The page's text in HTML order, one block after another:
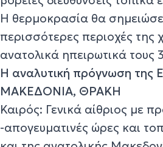
Η θερμοκρασία θα
περισσότερες περιοχές
ανατολικά ηπειρωτικά τους
Η αναλυτική πρόγνωση της
ΜΑΚΕΔΟΝΙΑ, ΘΡΑΚΗ
Καιρός: Γενικά αίθριος με
-απογευματινές ώρες και